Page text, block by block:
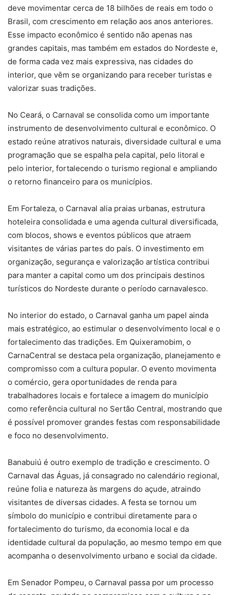
deve movimentar cerca de 18 bilhões de reais em todo o
Brasil, com crescimento em relação aos anos anteriores.
Esse impacto econômico é sentido não apenas nas
grandes capitais, mas também em estados do Nordeste e,
de forma cada vez mais expressiva, nas cidades do
interior, que vêm se organizando para receber turistas e
valorizar suas tradições.
No Ceará, o Carnaval se consolida como um importante
instrumento de desenvolvimento cultural e econômico. O
estado reúne atrativos naturais, diversidade cultural e uma
programação que se espalha pela capital, pelo litoral e
pelo interior, fortalecendo o turismo regional e ampliando
o retorno financeiro para os municípios.
Em Fortaleza, o Carnaval alia praias urbanas, estrutura
hoteleira consolidada e uma agenda cultural diversificada,
com blocos, shows e eventos públicos que atraem
visitantes de várias partes do país. O investimento em
organização, segurança e valorização artística contribui
para manter a capital como um dos principais destinos
turísticos do Nordeste durante o período carnavalesco.
No interior do estado, o Carnaval ganha um papel ainda
mais estratégico, ao estimular o desenvolvimento local e o
fortalecimento das tradições. Em Quixeramobim, o
CarnaCentral se destaca pela organização, planejamento e
compromisso com a cultura popular. O evento movimenta
o comércio, gera oportunidades de renda para
trabalhadores locais e fortalece a imagem do município
como referência cultural no Sertão Central, mostrando que
é possível promover grandes festas com responsabilidade
e foco no desenvolvimento.
Banabuiú é outro exemplo de tradição e crescimento. O
Carnaval das Águas, já consagrado no calendário regional,
reúne folia e natureza às margens do açude, atraindo
visitantes de diversas cidades. A festa se tornou um
símbolo do município e contribui diretamente para o
fortalecimento do turismo, da economia local e da
identidade cultural da população, ao mesmo tempo em que
acompanha o desenvolvimento urbano e social da cidade.
Em Senador Pompeu, o Carnaval passa por um processo